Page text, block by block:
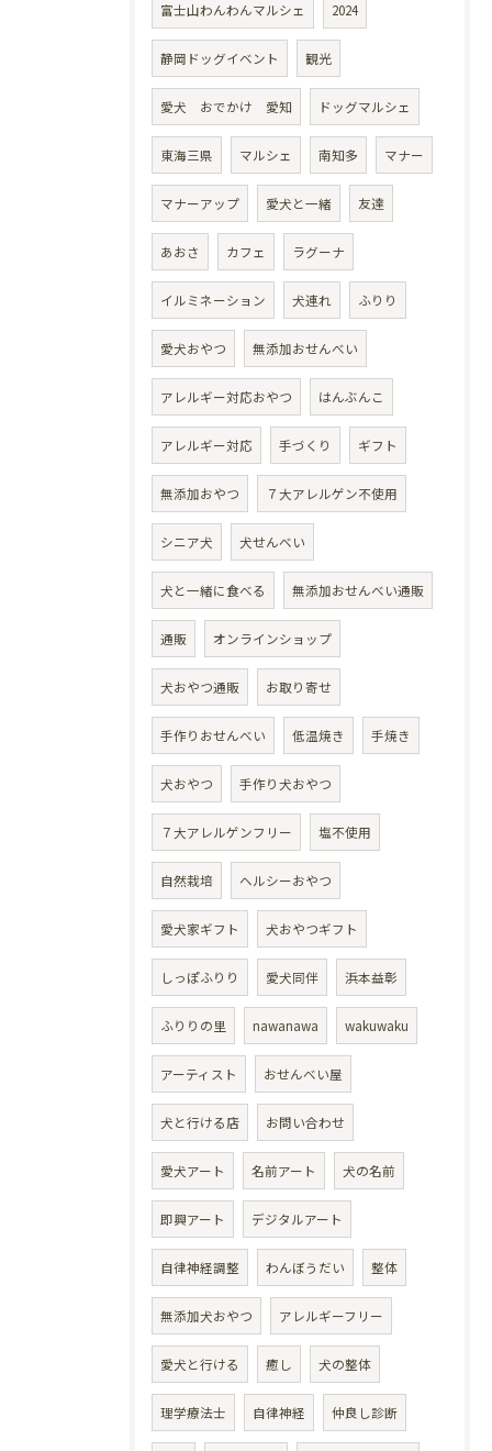
富士山わんわんマルシェ 2024
静岡ドッグイベント 観光
愛犬 おでかけ 愛知 ドッグマルシェ
東海三県 マルシェ 南知多 マナー
マナーアップ 愛犬と一緒 友達
あおさ カフェ ラグーナ
イルミネーション 犬連れ ふりり
愛犬おやつ 無添加おせんべい
アレルギー対応おやつ はんぶんこ
アレルギー対応 手づくり ギフト
無添加おやつ ７大アレルゲン不使用
シニア犬 犬せんべい
犬と一緒に食べる 無添加おせんべい通販
通販 オンラインショップ
犬おやつ通販 お取り寄せ
手作りおせんべい 低温焼き 手焼き
犬おやつ 手作り犬おやつ
７大アレルゲンフリー 塩不使用
自然栽培 ヘルシーおやつ
愛犬家ギフト 犬おやつギフト
しっぽふりり 愛犬同伴 浜本益彰
ふりりの里 nawanawa wakuwaku
アーティスト おせんべい屋
犬と行ける店 お問い合わせ
愛犬アート 名前アート 犬の名前
即興アート デジタルアート
自律神経調整 わんぼうだい 整体
無添加犬おやつ アレルギーフリー
愛犬と行ける 癒し 犬の整体
理学療法士 自律神経 仲良し診断